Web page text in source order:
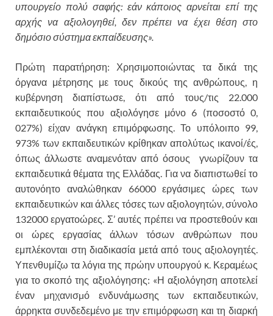
υπουργείο πολύ σαφής: εάν κάποιος αρνείται επί της
αρχής να αξιολογηθεί, δεν πρέπει να έχει θέση στο
δημόσιο σύστημα εκπαίδευσης».
Πρώτη παρατήρηση: Χρησιμοποιώντας τα δικά της
όργανα μέτρησης με τους δικούς της ανθρώπους, η
κυβέρνηση διαπίστωσε, ότι από τους/τις 22.000
εκπαιδευτικούς που αξιολόγησε μόνο 6 (ποσοστό 0,
027%) είχαν ανάγκη επιμόρφωσης. Το υπόλοιπο 99,
973% των εκπαιδευτικών κρίθηκαν απολύτως ικανοί/ές,
όπως άλλωστε αναμενόταν από όσους γνωρίζουν τα
εκπαιδευτικά θέματα της Ελλάδας. Για να διαπιστωθεί το
αυτονόητο αναλώθηκαν 66000 εργάσιμες ώρες των
εκπαιδευτικών και άλλες τόσες των αξιολογητών, σύνολο
132000 εργατοώρες. Σ’ αυτές πρέπει να προστεθούν και
οι ώρες εργασίας άλλων τόσων ανθρώπων που
εμπλέκονται στη διαδικασία μετά από τους αξιολογητές.
Υπενθυμίζω τα λόγια της πρώην υπουργού κ. Κεραμέως
για το σκοπό της αξιολόγησης: «Η αξιολόγηση αποτελεί
έναν µηχανισµό ενδυνάμωσης των εκπαιδευτικών,
άρρηκτα συνδεδεμένο με την επιμόρφωση και τη διαρκή